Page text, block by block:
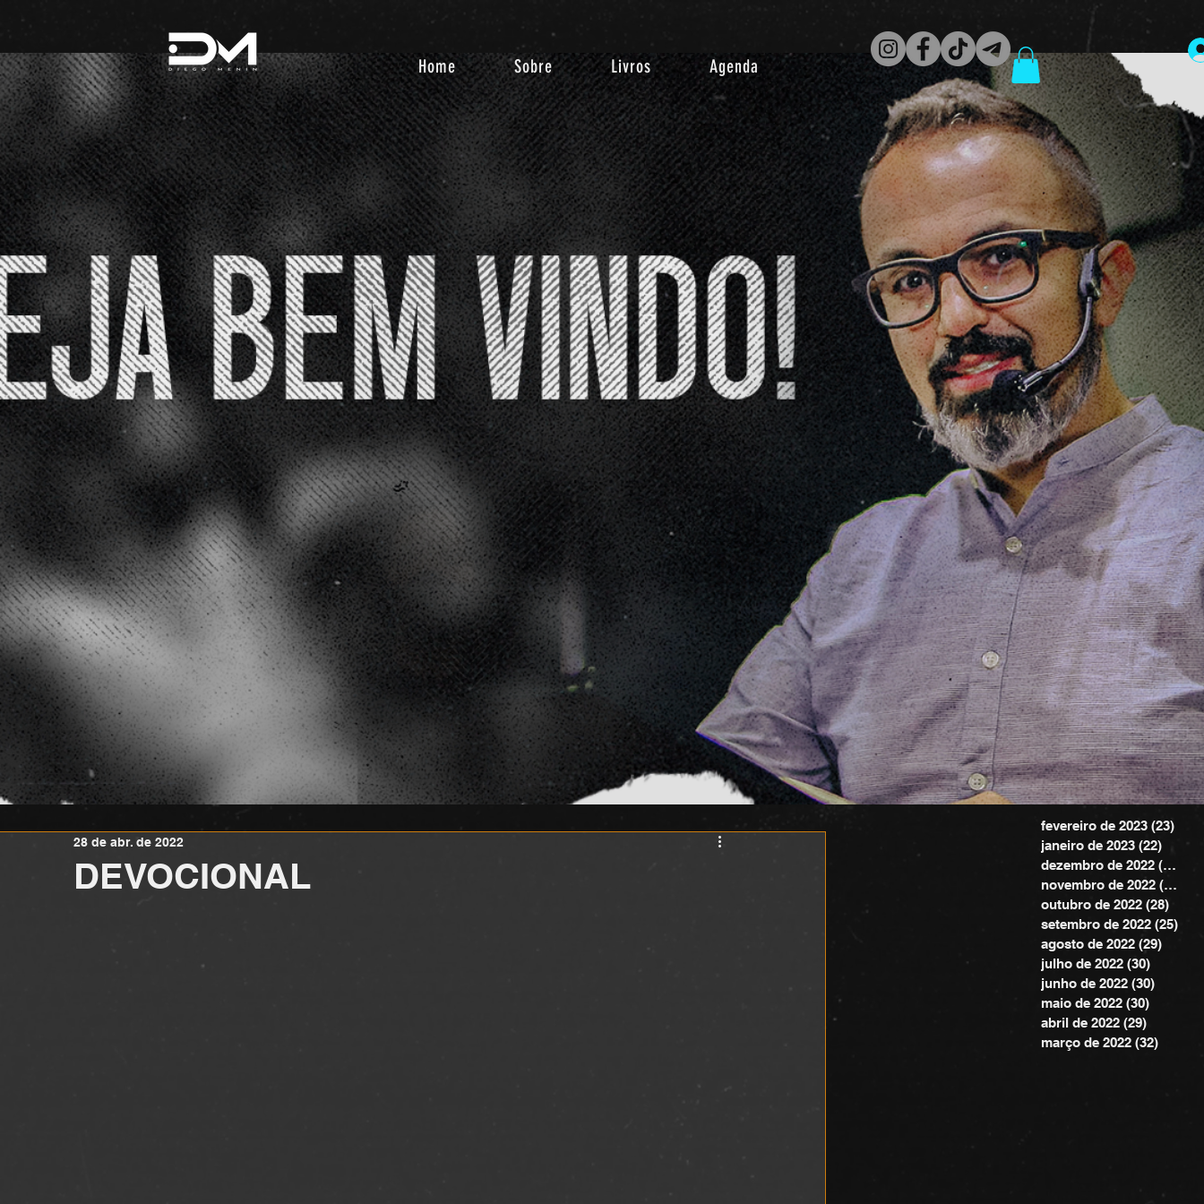
Home Sobre Livros Agenda
DEVOCIONAL
28 de abr. de 2022
fevereiro de 2023 (23)
janeiro de 2023 (22)
dezembro de 2022 (20)
novembro de 2022 (24)
outubro de 2022 (28)
setembro de 2022 (25)
agosto de 2022 (29)
julho de 2022 (30)
junho de 2022 (30)
maio de 2022 (30)
abril de 2022 (29)
março de 2022 (32)